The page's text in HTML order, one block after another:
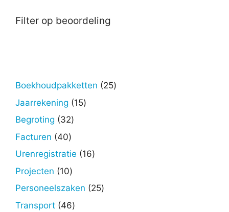
Filter op beoordeling
Boekhoudpakketten 2525
Jaarrekening 1515
Begroting 3232
Facturen 4040
producten
Urenregistratie 1616
Projecten 1010
producten
Personeelszaken 2525
Transport 4646